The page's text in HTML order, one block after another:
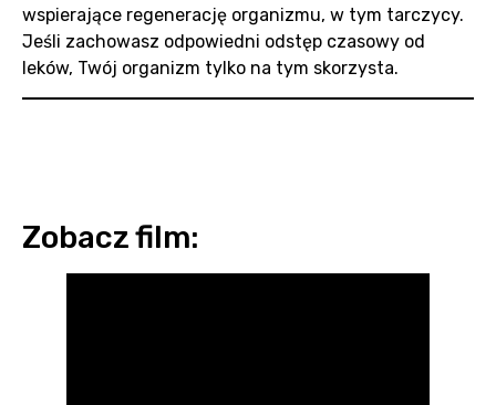
wspierające regenerację organizmu, w tym tarczycy.
Jeśli zachowasz odpowiedni odstęp czasowy od
leków, Twój organizm tylko na tym skorzysta.
Zobacz film: